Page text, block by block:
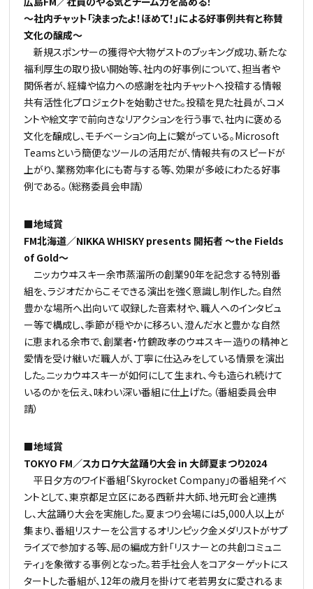
～社内チャット「決まったよ！ほめて！」による好事例共有と称賛
文化の醸成～
新規スポンサーの獲得や大物ゲストのブッキング成功、新たな
福利厚生の取り扱い開始等、社内の好事例について、担当者や
関係者が、経緯や協力への感謝を社内チャットへ投稿する情報
共有活性化プロジェクトを始動させた。投稿を見た社員が、コメ
ントや絵文字で前向きなリアクションを行う事で、社内に褒める
文化を醸成し、モチベーション向上に繋がっている。Microsoft
Teamsという簡便なツールの活用だが、情報共有のスピードが
上がり、業務効率化にも寄与する等、効果が多岐にわたる好事
例である。（総務委員会申請）
■地域賞
FM北海道／NIKKA WHISKY presents 開拓者 ～the Fields
of Gold～
ニッカウヰスキー余市蒸溜所の創業90年を記念する特別番
組を、ラジオだからこそできる演出を強く意識し制作した。自然
豊かな場所へ出向いて収録した音素材や、職人へのインタビュ
ー等で構成し、季節が穏やかに移ろい、澄んだ水と豊かな自然
に恵まれる余市で、創業者・竹鶴政孝のウヰスキー造りの精神と
愛情を受け継いだ職人が、丁寧に仕込みをしている情景を演出
した。ニッカウヰスキーが如何にして生まれ、今も造られ続けて
いるのかを伝え、味わい深い番組に仕上げた。（番組委員会申
請）
■地域賞
TOKYO FM／スカロケ大盆踊り大会 in 大師夏まつり2024
平日夕方のワイド番組「Skyrocket Company」の番組発イベ
ントとして、東京都足立区にある西新井大師、地元町会と連携
し、大盆踊り大会を実施した。夏まつり会場には5,000人以上が
集まり、番組リスナーを公言するオリンピック金メダリストがサプ
ライズで参加する等、局の編成方針「リスナーとの共創コミュニ
ティ」を象徴する事例となった。若手社会人をコアターゲットにス
タートした番組が、12年の歳月を掛けて老若男女に愛されるま